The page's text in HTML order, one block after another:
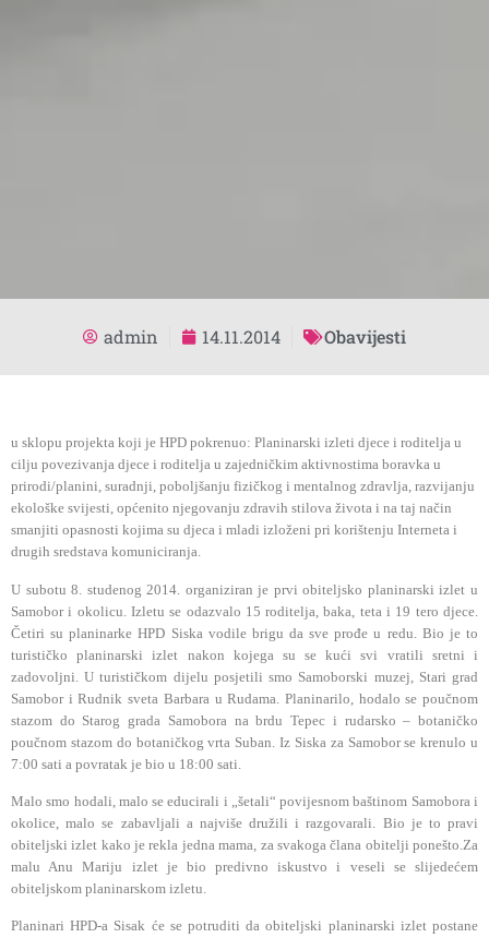
admin 14.11.2014 Obavijesti
u sklopu projekta koji je HPD pokrenuo: Planinarski izleti djece i roditelja u
cilju povezivanja djece i roditelja u zajedničkim aktivnostima boravka u
prirodi/planini, suradnji, poboljšanju fizičkog i mentalnog zdravlja, razvijanju
ekološke svijesti, općenito njegovanju zdravih stilova života i na taj način
smanjiti opasnosti kojima su djeca i mladi izloženi pri korištenju Interneta i
drugih sredstava komuniciranja.
U subotu 8. studenog 2014. organiziran je prvi obiteljsko planinarski izlet u
Samobor i okolicu. Izletu se odazvalo 15 roditelja, baka, teta i 19 tero djece.
Četiri su planinarke HPD Siska vodile brigu da sve prođe u redu. Bio je to
turističko planinarski izlet nakon kojega su se kući svi vratili sretni i
zadovoljni. U turističkom dijelu posjetili smo Samoborski muzej, Stari grad
Samobor i Rudnik sveta Barbara u Rudama. Planinarilo, hodalo se poučnom
stazom do Starog grada Samobora na brdu Tepec i rudarsko – botaničko
poučnom stazom do botaničkog vrta Suban. Iz Siska za Samobor se krenulo u
7:00 sati a povratak je bio u 18:00 sati.
Malo smo hodali, malo se educirali i „šetali“ povijesnom baštinom Samobora i
okolice, malo se zabavljali a najviše družili i razgovarali. Bio je to pravi
obiteljski izlet kako je rekla jedna mama, za svakoga člana obitelji ponešto.Za
malu Anu Mariju izlet je bio predivno iskustvo i veseli se slijedećem
obiteljskom planinarskom izletu.
Planinari HPD-a Sisak će se potruditi da obiteljski planinarski izlet postane